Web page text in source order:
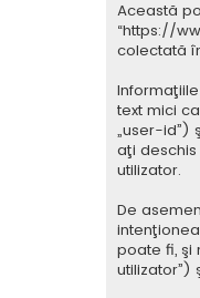
Această
“https://
colectată
text mici
„user-id”)
aţi
utilizator.
De
poate fi, şi
utilizator”)